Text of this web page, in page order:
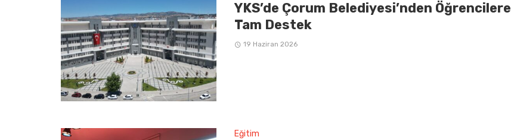
YKS’de Çorum Belediyesi’nden Öğrencilere
Tam Destek
19 Haziran 2026
Eğitim